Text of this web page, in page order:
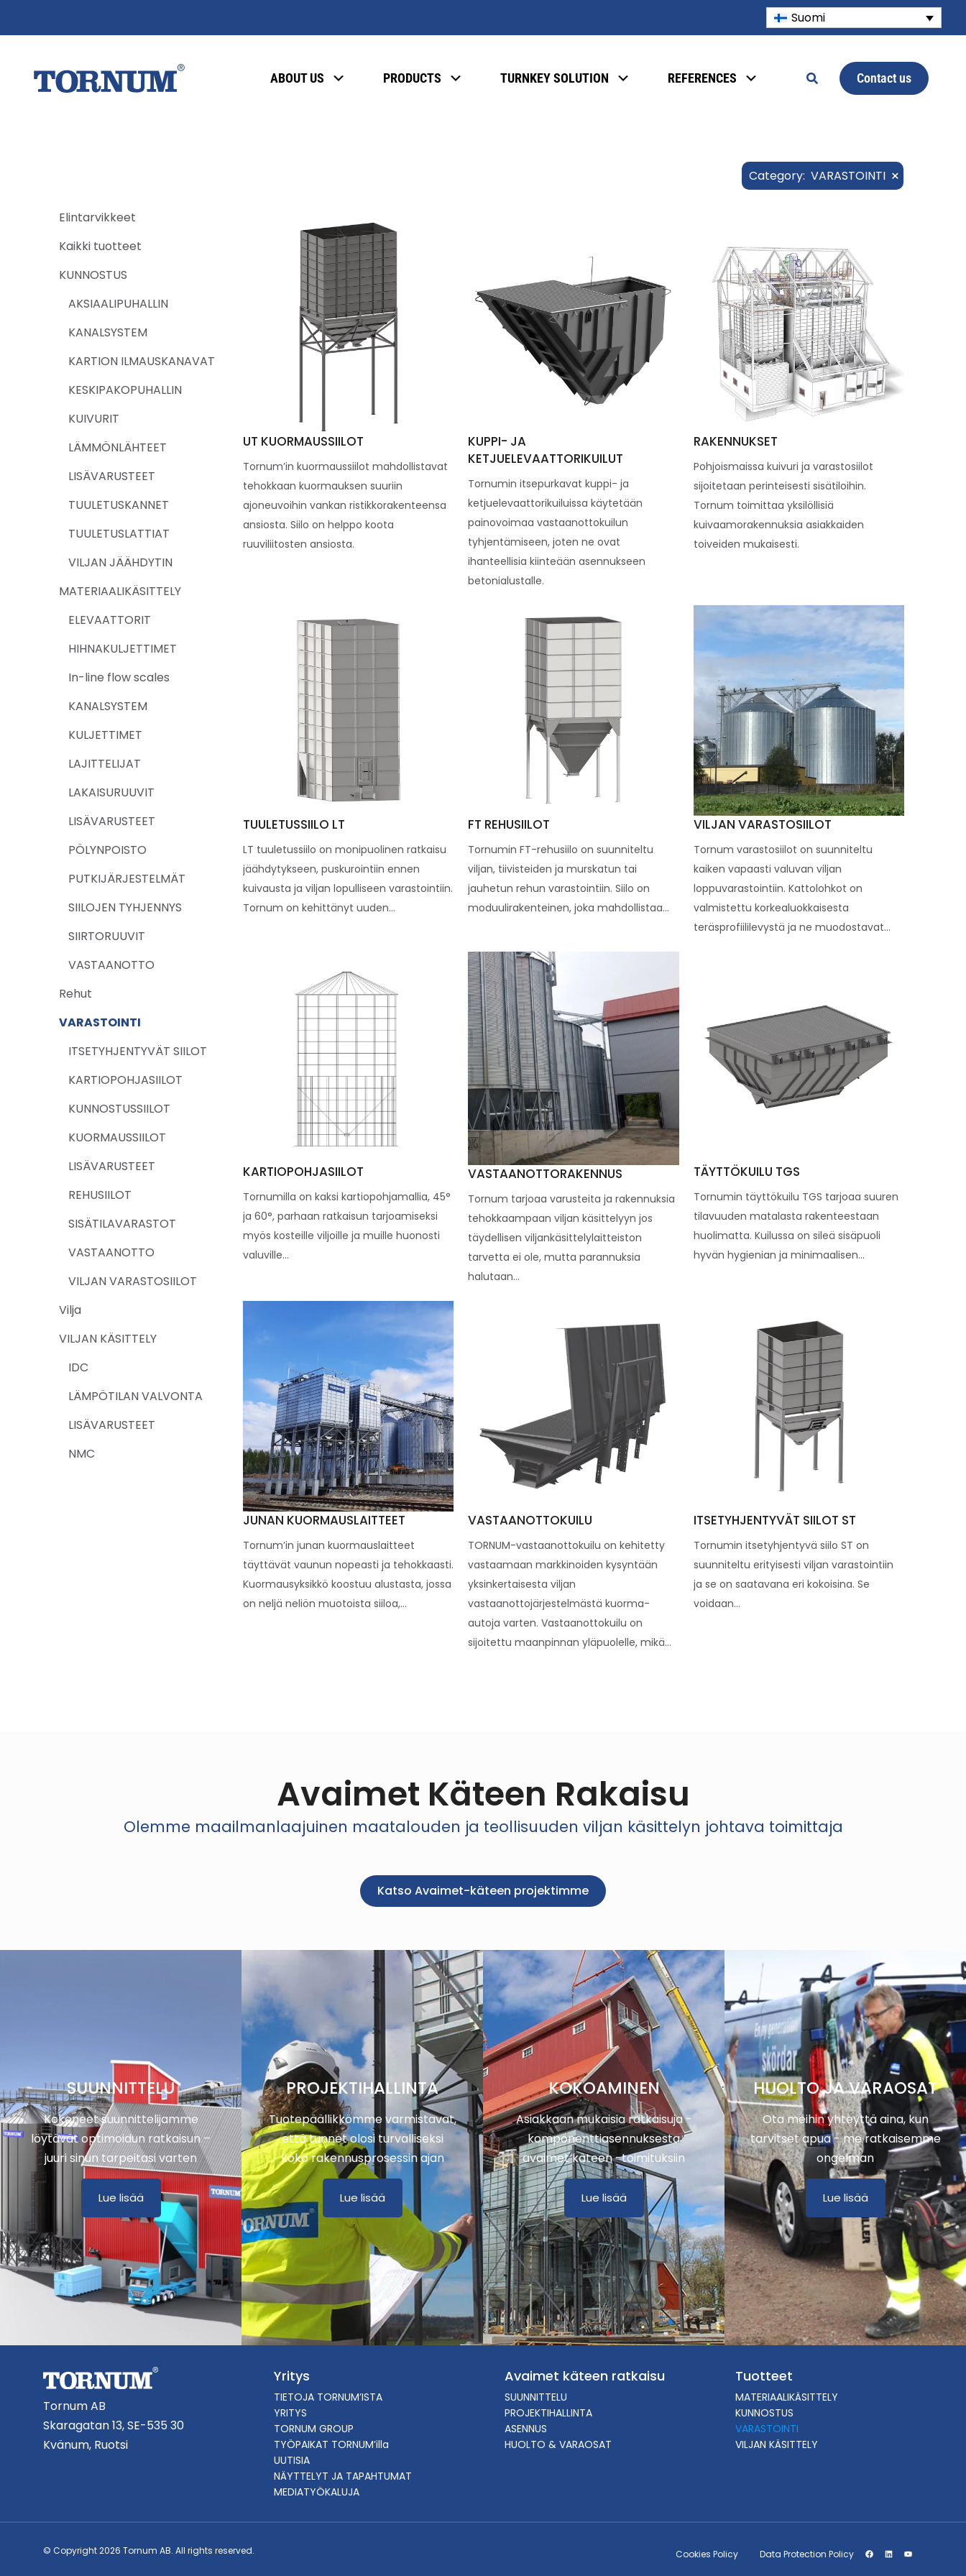
Suomi
ABOUT US PRODUCTS TURNKEY SOLUTION REFERENCES Contact us
Category: VARASTOINTI ×
Elintarvikkeet
Kaikki tuotteet
KUNNOSTUS
AKSIAALIPUHALLIN
KANALSYSTEM
KARTION ILMAUSKANAVAT
KESKIPAKOPUHALLIN
KUIVURIT
LÄMMÖNLÄHTEET
LISÄVARUSTEET
TUULETUSKANNET
TUULETUSLATTIAT
VILJAN JÄÄHDYTIN
MATERIAALIKÄSITTELY
ELEVAATTORIT
HIHNAKULJETTIMET
In-line flow scales
KANALSYSTEM
KULJETTIMET
LAJITTELIJAT
LAKAISURUUVIT
LISÄVARUSTEET
PÖLYNPOISTO
PUTKIJÄRJESTELMÄT
SIILOJEN TYHJENNYS
SIIRTORUUVIT
VASTAANOTTO
Rehut
VARASTOINTI
ITSETYHJENTYVÄT SIILOT
KARTIOPOHJASIILOT
KUNNOSTUSSIILOT
KUORMAUSSIILOT
LISÄVARUSTEET
REHUSIILOT
SISÄTILAVARASTOT
VASTAANOTTO
VILJAN VARASTOSIILOT
Vilja
VILJAN KÄSITTELY
IDC
LÄMPÖTILAN VALVONTA
LISÄVARUSTEET
NMC
UT KUORMAUSSIILOT
Tornum’in kuormaussiilot mahdollistavat
tehokkaan kuormauksen suuriin
ajoneuvoihin vankan ristikkorakenteensa
ansiosta. Siilo on helppo koota
ruuviliitosten ansiosta.
KUPPI- JA
KETJUELEVAATTORIKUILUT
Tornumin itsepurkavat kuppi- ja
ketjuelevaattorikuiluissa käytetään
painovoimaa vastaanottokuilun
tyhjentämiseen, joten ne ovat
ihanteellisia kiinteään asennukseen
betonialustalle.
RAKENNUKSET
Pohjoismaissa kuivuri ja varastosiilot
sijoitetaan perinteisesti sisätiloihin.
Tornum toimittaa yksilöllisiä
kuivaamorakennuksia asiakkaiden
toiveiden mukaisesti.
TUULETUSSIILO LT
LT tuuletussiilo on monipuolinen ratkaisu
jäähdytykseen, puskurointiin ennen
kuivausta ja viljan lopulliseen varastointiin.
Tornum on kehittänyt uuden...
FT REHUSIILOT
Tornumin FT-rehusiilo on suunniteltu
viljan, tiivisteiden ja murskatun tai
jauhetun rehun varastointiin. Siilo on
moduulirakenteinen, joka mahdollistaa...
VILJAN VARASTOSIILOT
Tornum varastosiilot on suunniteltu
kaiken vapaasti valuvan viljan
loppuvarastointiin. Kattolohkot on
valmistettu korkealuokkaisesta
teräsprofiililevystä ja ne muodostavat...
KARTIOPOHJASIILOT
Tornumilla on kaksi kartiopohjamallia, 45°
ja 60°, parhaan ratkaisun tarjoamiseksi
myös kosteille viljoille ja muille huonosti
valuville...
VASTAANOTTORAKENNUS
Tornum tarjoaa varusteita ja rakennuksia
tehokkaampaan viljan käsittelyyn jos
täydellisen viljankäsittelylaitteiston
tarvetta ei ole, mutta parannuksia
halutaan...
TÄYTTÖKUILU TGS
Tornumin täyttökuilu TGS tarjoaa suuren
tilavuuden matalasta rakenteestaan
huolimatta. Kuilussa on sileä sisäpuoli
hyvän hygienian ja minimaalisen...
JUNAN KUORMAUSLAITTEET
Tornum’in junan kuormauslaitteet
täyttävät vaunun nopeasti ja tehokkaasti.
Kuormausyksikkö koostuu alustasta, jossa
on neljä neliön muotoista siiloa,...
VASTAANOTTOKUILU
TORNUM-vastaanottokuilu on kehitetty
vastaamaan markkinoiden kysyntään
yksinkertaisesta viljan
vastaanottojärjestelmästä kuorma-
autoja varten. Vastaanottokuilu on
sijoitettu maanpinnan yläpuolelle, mikä...
ITSETYHJENTYVÄT SIILOT ST
Tornumin itsetyhjentyvä siilo ST on
suunniteltu erityisesti viljan varastointiin
ja se on saatavana eri kokoisina. Se
voidaan...
Avaimet Käteen Rakaisu
Olemme maailmanlaajuinen maatalouden ja teollisuuden viljan käsittelyn johtava toimittaja
Katso Avaimet-käteen projektimme
SUUNNITTELU
Kokeneet suunnittelijamme
löytävät optimoidun ratkaisun –
juuri sinun tarpeitasi varten
Lue lisää
PROJEKTIHALLINTA
Tuotepäällikkömme varmistavat,
että tunnet olosi turvalliseksi
koko rakennusprosessin ajan
Lue lisää
KOKOAMINEN
Asiakkaan mukaisia ratkaisuja -
komponenttiasennuksesta
avaimet käteen -toimituksiin
Lue lisää
HUOLTO JA VARAOSAT
Ota meihin yhteyttä aina, kun
tarvitset apua - me ratkaisemme
ongelman
Lue lisää
Tornum AB
Skaragatan 13, SE-535 30
Kvänum, Ruotsi
Yritys
TIETOJA TORNUM’ISTA
YRITYS
TORNUM GROUP
TYÖPAIKAT TORNUM’illa
UUTISIA
NÄYTTELYT JA TAPAHTUMAT
MEDIATYÖKALUJA
Avaimet käteen ratkaisu
SUUNNITTELU
PROJEKTIHALLINTA
ASENNUS
HUOLTO & VARAOSAT
Tuotteet
MATERIAALIKÄSITTELY
KUNNOSTUS
VARASTOINTI
VILJAN KÄSITTELY
© Copyright 2026 Tornum AB. All rights reserved. Cookies Policy Data Protection Policy